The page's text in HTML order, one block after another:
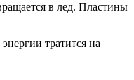
в лед. Пластины
тратится на